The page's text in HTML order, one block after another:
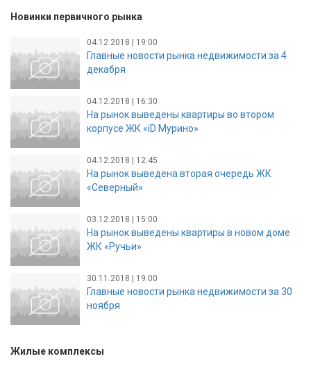
Новинки первичного рынка
04.12.2018 | 19:00
Главные новости рынка недвижимости за 4
декабря
04.12.2018 | 16:30
На рынок выведены квартиры во втором
корпусе ЖК «iD Мурино»
04.12.2018 | 12:45
На рынок выведена вторая очередь ЖК
«Северный»
03.12.2018 | 15:00
На рынок выведены квартиры в новом доме
ЖК «Ручьи»
30.11.2018 | 19:00
Главные новости рынка недвижимости за 30
ноября
Жилые комплексы